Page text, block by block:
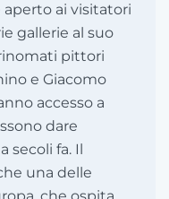
ai visitatori
gallerie al suo
pittori
e Giacomo
accesso a
dare
secoli fa. Il
una delle